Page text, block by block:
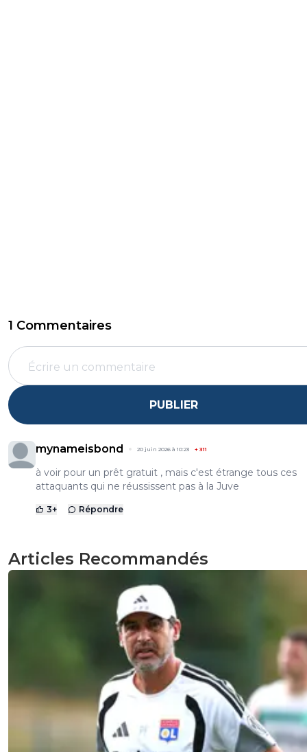
1 Commentaires
PUBLIER
mynameisbond 20 juin 2026 à 10:23 + 311
à voir pour un prêt gratuit , mais c'est étrange tous ces
attaquants qui ne réussissent pas à la Juve
3+ Répondre
Articles Recommandés